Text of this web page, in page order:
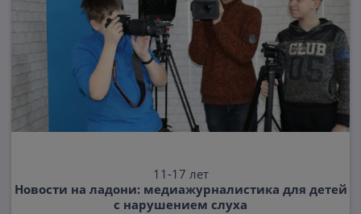
11-17 лет
Новости на ладони: медиажурналистика для детей
с нарушением слуха